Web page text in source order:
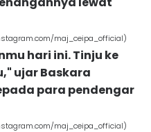
maj_ceipa_official)
hari ini. Tinju ke
ujar Baskara
para pendengar
maj_ceipa_official)